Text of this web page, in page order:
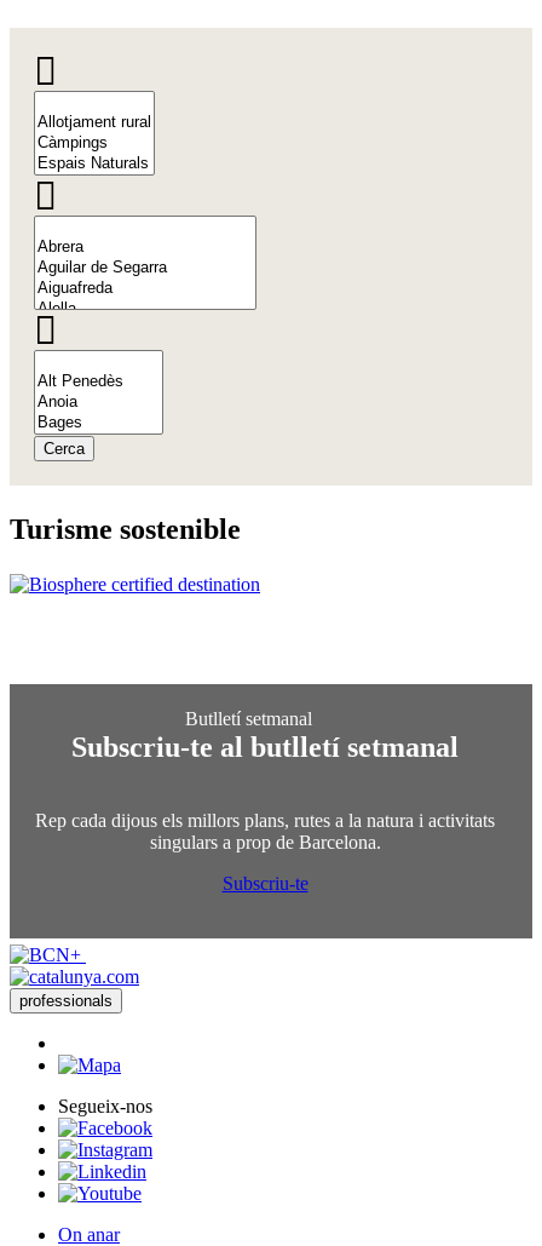
Cerca
Turisme sostenible
Subscriu-te al butlletí setmanal
Rep cada dijous els millors plans, rutes a la natura i activitats
singulars a prop de Barcelona.
Subscriu-te
professionals
Segueix-nos
On anar